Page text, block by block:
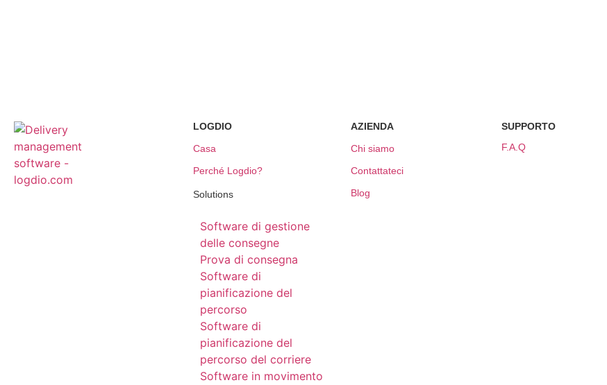
LOGDIO
Casa
Perché Logdio?
Solutions
Software di gestione
delle consegne
Prova di consegna
Software di
pianificazione del
percorso
Software di
pianificazione del
percorso del corriere
Software in movimento
AZIENDA
Chi siamo
Contattateci
Blog
SUPPORTO
F.A.Q